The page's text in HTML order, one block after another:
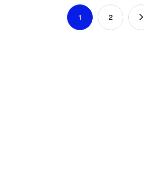
1 2